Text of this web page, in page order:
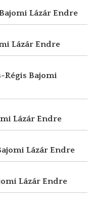
Lázár Endre
Lázár Endre
Régis Bajomi
Lázár Endre
Lázár Endre
Lázár Endre